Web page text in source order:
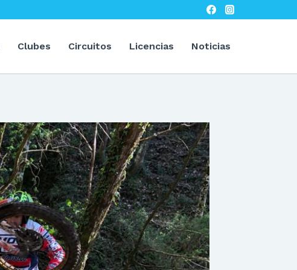
Clubes Circuitos Licencias Noticias